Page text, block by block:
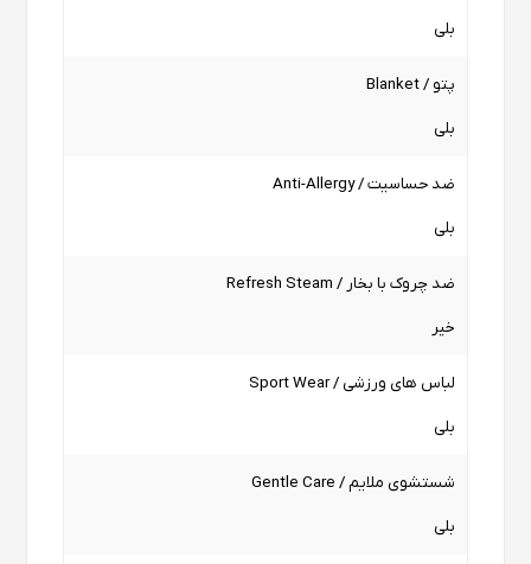
بلی
پتو / Blanket
بلی
ضد حساسیت / Anti-Allergy
بلی
ضد چروک با بخار / Refresh Steam
خیر
لباس های ورزشی / Sport Wear
بلی
شستشوی ملایم / Gentle Care
بلی